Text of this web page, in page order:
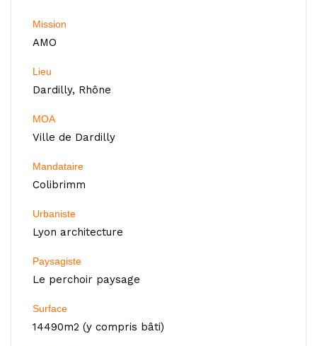
Mission
AMO
Lieu
Dardilly, Rhône
MOA
Ville de Dardilly
Mandataire
Colibrimm
Urbaniste
Lyon architecture
Paysagiste
Le perchoir paysage
Surface
14490m2 (y compris bâti)